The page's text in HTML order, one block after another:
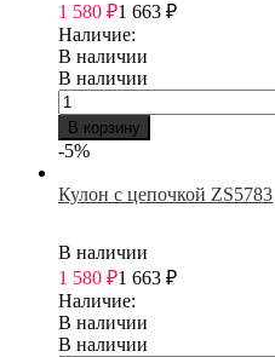
1 580 ₽1 663 ₽
Наличие:
В наличии
В наличии
В корзину
-5%
Кулон с цепочкой ZS5783
В наличии
1 580 ₽1 663 ₽
Наличие:
В наличии
В наличии